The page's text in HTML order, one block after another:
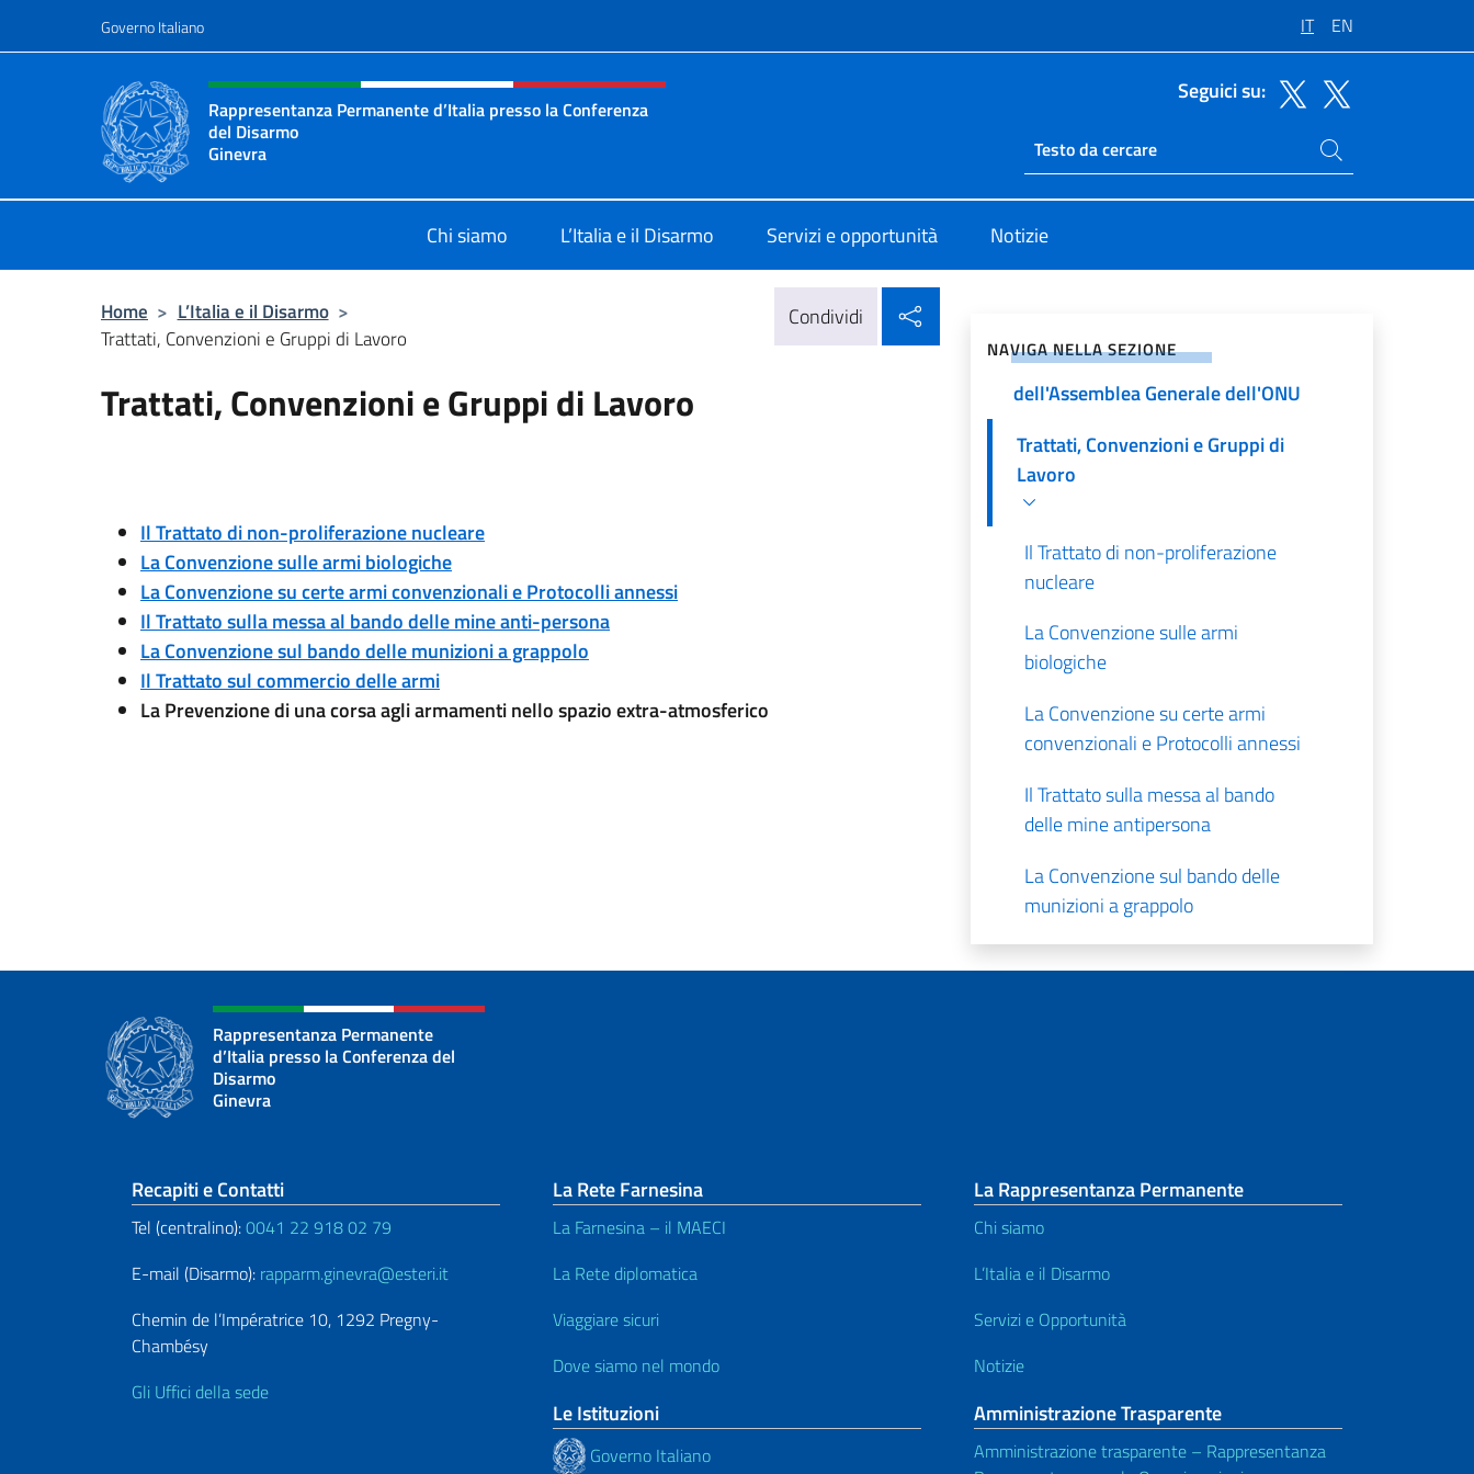
Governo Italiano IT EN
Intestazione sito, social e menù
Rappresentanza Permanente d’Italia presso la Conferenza
del Disarmo
Ginevra
Il sito ufficiale della Rappresentanza Permanente d’Italia presso la Conferenza del Disarmo Ginevra
Seguici su:
Ricerca sito live
Cerca nel sito
Chi siamo L’Italia e il Disarmo Servizi e opportunità Notizie
Home > L’Italia e il Disarmo >
Trattati, Convenzioni e Gruppi di Lavoro
Condividi
Trattati, Convenzioni e Gruppi di Lavoro
Il Trattato di non-proliferazione nucleare
La Convenzione sulle armi biologiche
La Convenzione su certe armi convenzionali e Protocolli annessi
Il Trattato sulla messa al bando delle mine anti-persona
La Convenzione sul bando delle munizioni a grappolo
Il Trattato sul commercio delle armi
La Prevenzione di una corsa agli armamenti nello spazio extra-atmosferico
NAVIGA NELLA SEZIONE
La Prima Commissione
dell'Assemblea Generale dell'ONU
Trattati, Convenzioni e Gruppi di
Lavoro
Il Trattato di non-proliferazione
nucleare
La Convenzione sulle armi
biologiche
La Convenzione su certe armi
convenzionali e Protocolli annessi
Il Trattato sulla messa al bando
delle mine antipersona
La Convenzione sul bando delle
munizioni a grappolo
Il Trattato sul commercio delle
Rappresentanza Permanente
d’Italia presso la Conferenza del
Disarmo
Ginevra
Sezione footer
Recapiti e Contatti
Tel (centralino):0041 22 918 02 79
E-mail (Disarmo): rapparm.ginevra@esteri.it
Chemin de l’Impératrice 10, 1292 Pregny-
Chambésy
Gli Uffici della sede
La Rete Farnesina
La Farnesina – il MAECI
La Rete diplomatica
Viaggiare sicuri
Dove siamo nel mondo
Le Istituzioni
Governo Italiano
La Rappresentanza Permanente
Chi siamo
L’Italia e il Disarmo
Servizi e Opportunità
Notizie
Amministrazione Trasparente
Amministrazione trasparente – Rappresentanza